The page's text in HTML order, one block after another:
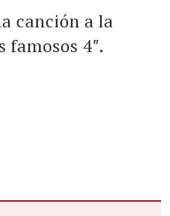
canción a la
famosos 4″.